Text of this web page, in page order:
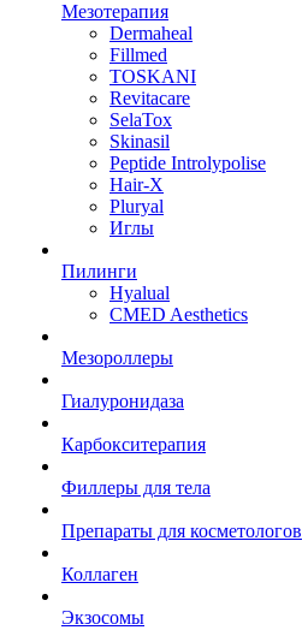
Мезотерапия
Dermaheal
Fillmed
TOSKANI
Revitacare
SelaTox
Skinasil
Peptide Introlypolise
Hair-X
Pluryal
Иглы
Пилинги
Hyalual
CMED Aesthetics
Мезороллеры
Гиалуронидаза
Карбокситерапия
Филлеры для тела
Препараты для косметологов
Коллаген
Экзосомы